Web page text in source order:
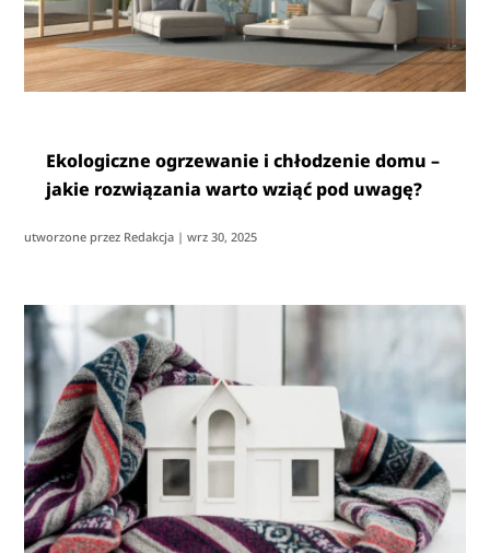
Ekologiczne ogrzewanie i chłodzenie domu –
jakie rozwiązania warto wziąć pod uwagę?
utworzone przez Redakcja |wrz 30, 2025